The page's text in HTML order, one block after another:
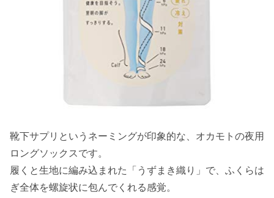
靴下サプリというネーミングが印象的な、オカモトの夜用
ロングソックスです。
履くと生地に編み込まれた「うずまき織り」で、ふくらは
ぎ全体を螺旋状に包んでくれる感覚。